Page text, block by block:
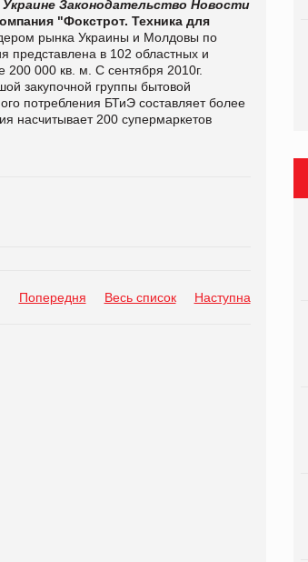
Законодательство Новости
"Фокстрот. Техника для
рынка Украины и Молдовы по
представлена в 102 областных и
000 кв. м. С сентября 2010г.
закупочной группы бытовой
потребления БТиЭ составляет более
насчитывает 200 супермаркетов
Попередня Весь список Наступна